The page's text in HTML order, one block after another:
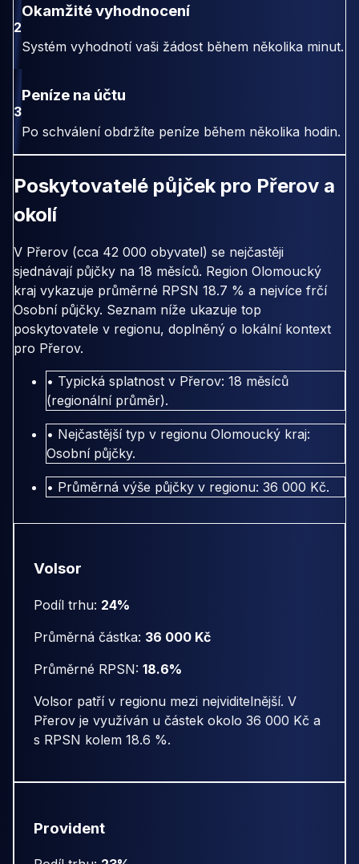
2
Okamžité vyhodnocení
Systém vyhodnotí vaši žádost během několika minut.
3
Peníze na účtu
Po schválení obdržíte peníze během několika hodin.
Poskytovatelé půjček pro Přerov a
okolí
V Přerov (cca 42 000 obyvatel) se nejčastěji
sjednávají půjčky na 18 měsíců. Region Olomoucký
kraj vykazuje průměrné RPSN 18.7 % a nejvíce frčí
Osobní půjčky. Seznam níže ukazuje top
poskytovatele v regionu, doplněný o lokální kontext
pro Přerov.
• Typická splatnost v Přerov: 18 měsíců
(regionální průměr).
• Nejčastější typ v regionu Olomoucký kraj:
Osobní půjčky.
• Průměrná výše půjčky v regionu: 36 000 Kč.
Volsor
Podíl trhu: 24%
Průměrná částka: 36 000 Kč
Průměrné RPSN: 18.6%
Volsor patří v regionu mezi nejviditelnější. V
Přerov je využíván u částek okolo 36 000 Kč a
s RPSN kolem 18.6 %.
Provident